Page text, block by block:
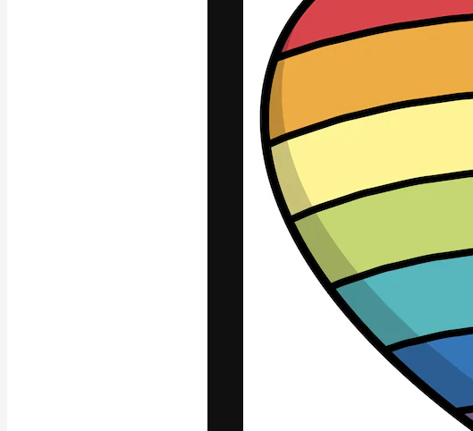
3D-Modelle
Schriftarten
Die kreative Plattform, um
Abonnenten unter
Agenturen und Studios.
Deutsch
Copyright © 2010- Freepik